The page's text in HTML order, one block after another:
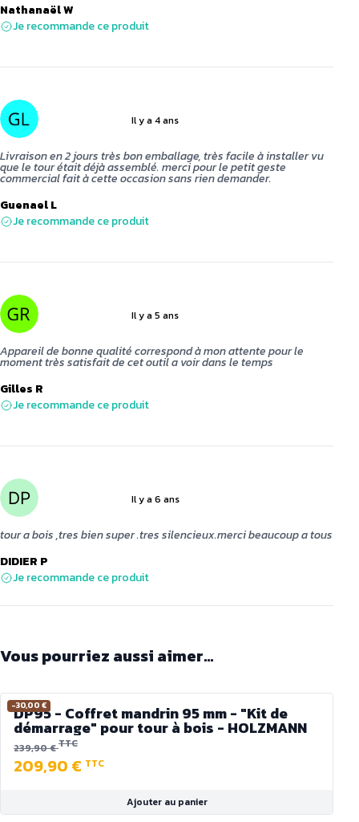
Nathanaël W
Je recommande ce produit
Il y a 4 ans
Livraison en 2 jours très bon emballage, très facile à installer vu
que le tour était déjà assemblé. merci pour le petit geste
commercial fait à cette occasion sans rien demander.
Guenael L
Je recommande ce produit
Il y a 5 ans
Appareil de bonne qualité correspond à mon attente pour le
moment très satisfait de cet outil a voir dans le temps
Gilles R
Je recommande ce produit
Il y a 6 ans
tour a bois ,tres bien super .tres silencieux.merci beaucoup a tous
DIDIER P
Je recommande ce produit
Vous pourriez aussi aimer...
-30,00 €
DP95 - Coffret mandrin 95 mm - "Kit de
démarrage" pour tour à bois - HOLZMANN
239,90 €TTC
209,90 € TTC
Ajouter au panier